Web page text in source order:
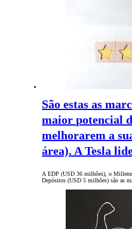
São estas as
maior potencial
melhorarem a
área). A Tesla
A EDP (USD 36 milhões), o
Depósitos (USD 5 milhões) são as